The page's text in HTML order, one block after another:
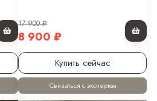
17 900₽
8 900 ₽
Купить сейчас
Связаться с экспертом